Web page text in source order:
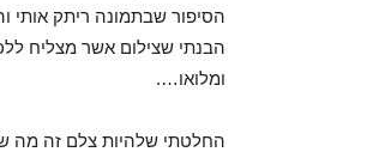
הסיפור שבתמונה ריתק אותי
הבנתי שצילום אשר מצליח
ומלואו….
החלטתי שלהיות צלם זה מה